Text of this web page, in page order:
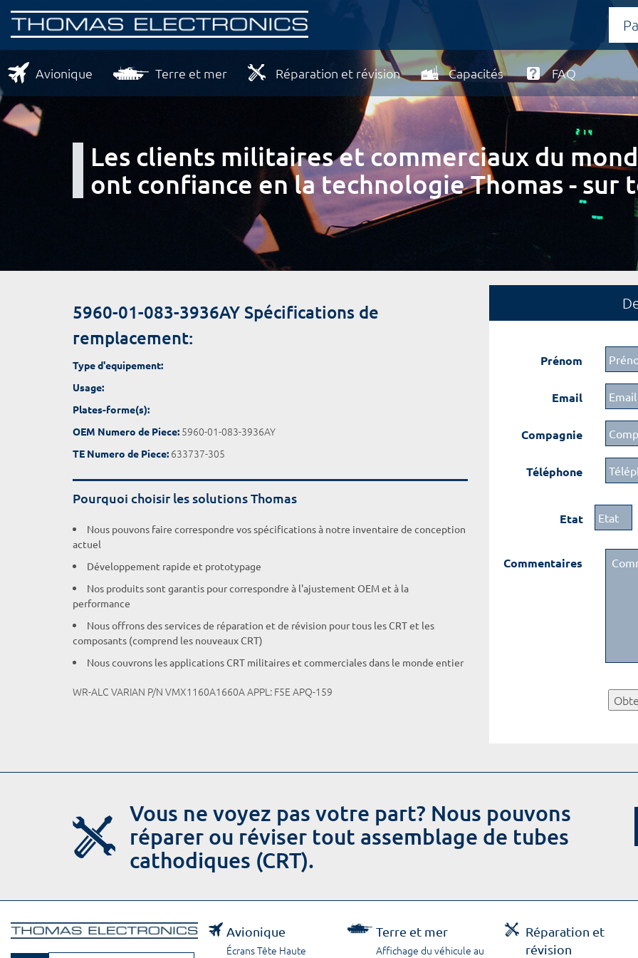
Avionique Terre et mer Réparation et révision Capacités FAQ
Les clients militaires et commerciaux du
ont confiance en la technologie Thomas - sur
5960-01-083-3936AY Spécifications de
remplacement:
Type d'equipement:
Usage:
Plates-forme(s):
OEM Numero de Piece: 5960-01-083-3936AY
TE Numero de Piece: 633737-305
Pourquoi choisir les solutions Thomas
Nous pouvons faire correspondre vos spécifications à notre inventaire de conception
actuel
Développement rapide et prototypage
Nos produits sont garantis pour correspondre à l'ajustement OEM et à la
performance
Nous offrons des services de réparation et de révision pour tous les CRT et les
composants (comprend les nouveaux CRT)
Nous couvrons les applications CRT militaires et commerciales dans le monde entier
WR-ALC VARIAN P/N VMX1160A1660A APPL: F5E APQ-159
Prénom
Email
Compagnie
Téléphone
Etat
Commentaires
Vous ne voyez pas votre part? Nous pouvons
réparer ou réviser tout assemblage de tubes
cathodiques (CRT).
Avionique
Écrans Tête Haute
Terre et mer
Affichage du véhicule au
Réparation et
révision